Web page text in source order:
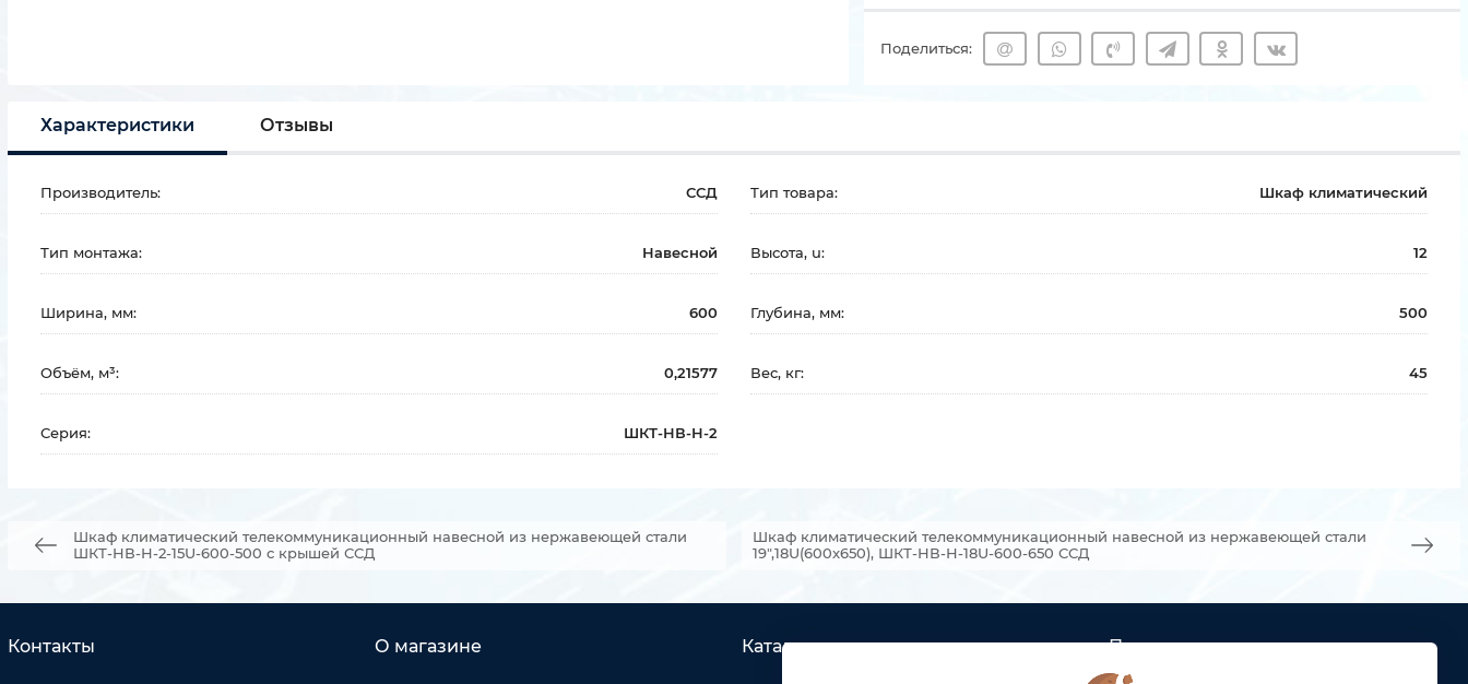
Поделиться:
Характеристики Отзывы
Производитель: ССД Тип товара: Шкаф климатический
Тип монтажа: Навесной Высота, u: 12
Ширина, мм: 600 Глубина, мм: 500
Объём, м³: 0,21577 Вес, кг: 45
Серия: ШКТ-НВ-Н-2
Шкаф климатический телекоммуникационный навесной из нержавеющей стали
ШКТ-НВ-Н-2-15U-600-500 с крышей ССД
Шкаф климатический телекоммуникационный навесной из нержавеющей стали
19",18U(600x650), ШКТ-НВ-Н-18U-600-650 ССД
Контакты О магазине Каталог товаров Подписка